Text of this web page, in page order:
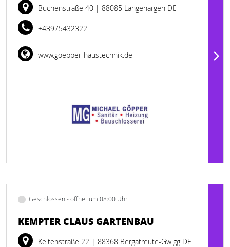
Buchenstraße 40 | 88085 Langenargen DE
+43975432322
www.goepper-haustechnik.de
Geschlossen - öffnet um 08:00 Uhr
KEMPTER CLAUS GARTENBAU
Keltenstraße 22 | 88368 Bergatreute-Gwigg DE